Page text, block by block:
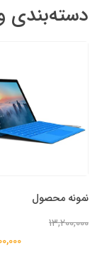
دسته‌بندی
نمونه محصول
13,200,000